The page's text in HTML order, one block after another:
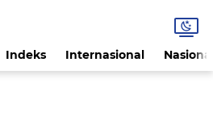
Indeks Internasional